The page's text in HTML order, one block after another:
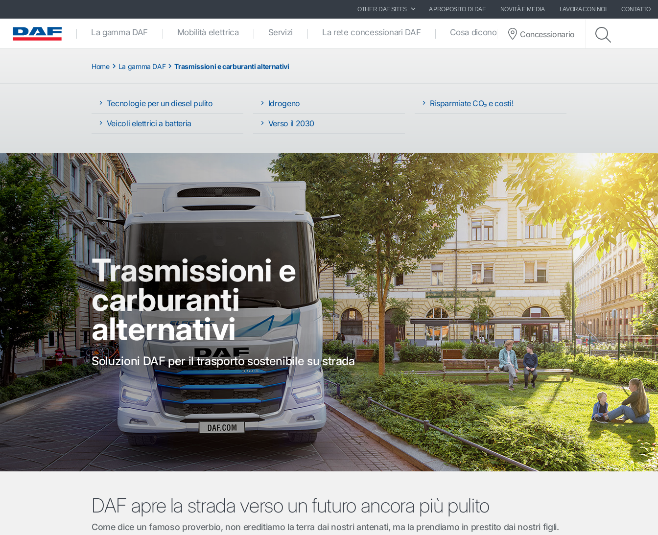
OTHER DAF SITES A PROPOSITO DI DAF NOVITÀ E MEDIA LAVORA CON NOI CONTATTO
La gamma DAF Mobilità elettrica Servizi La rete concessionari DAF Cosa dicono di DAFConcessionario
Home La gamma DAF Trasmissioni e carburanti alternativi
Tecnologie per un diesel pulito
Veicoli elettrici a batteria
Idrogeno
Verso il 2030
Risparmiate CO₂ e costi!
Trasmissioni e
carburanti
alternativi
Soluzioni DAF per il trasporto sostenibile su strada
DAF apre la strada verso un futuro ancora più pulito
Come dice un famoso proverbio, non ereditiamo la terra dai nostri antenati, ma la prendiamo in prestito dai nostri figli.